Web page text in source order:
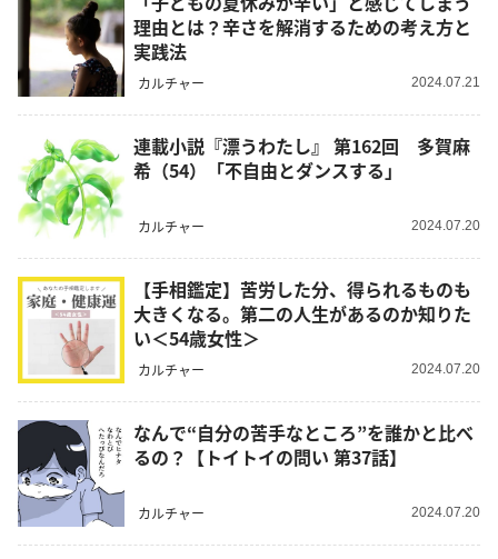
理由とは？辛さを解消するための考え方と
実践法
カルチャー 2024.07.21
連載小説『漂うわたし』 第162回 多賀麻
希（54）「不自由とダンスする」
カルチャー 2024.07.20
【手相鑑定】苦労した分、得られるものも
大きくなる。第二の人生があるのか知りた
い＜54歳女性＞
カルチャー 2024.07.20
なんで“自分の苦手なところ”を誰かと比べ
るの？【トイトイの問い 第37話】
カルチャー 2024.07.20